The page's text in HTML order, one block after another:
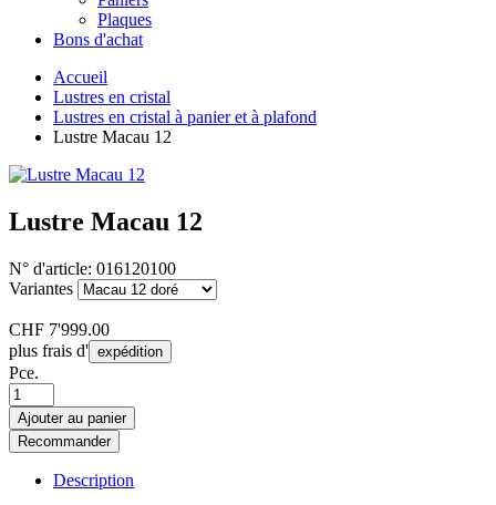
Plaques
Bons d'achat
Accueil
Lustres en cristal
Lustres en cristal à panier et à plafond
Lustre Macau 12
Lustre Macau 12
N° d'article: 016120100
Variantes
CHF 7'999.00
plus frais d' expédition
Pce.
Ajouter au panier
Recommander
Description